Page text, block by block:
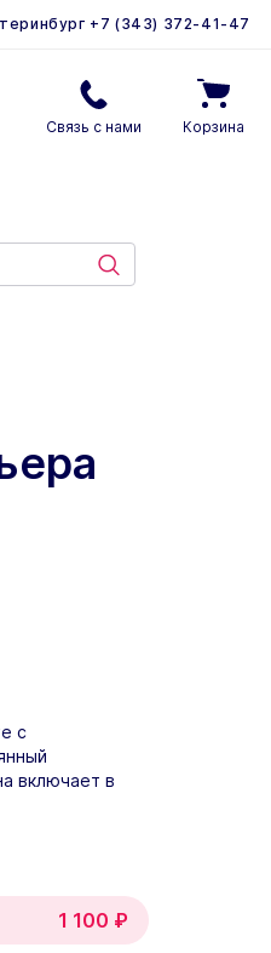
+7 (343) 372-41-47
Связь с нами Корзина
с
включает в
1 100 ₽